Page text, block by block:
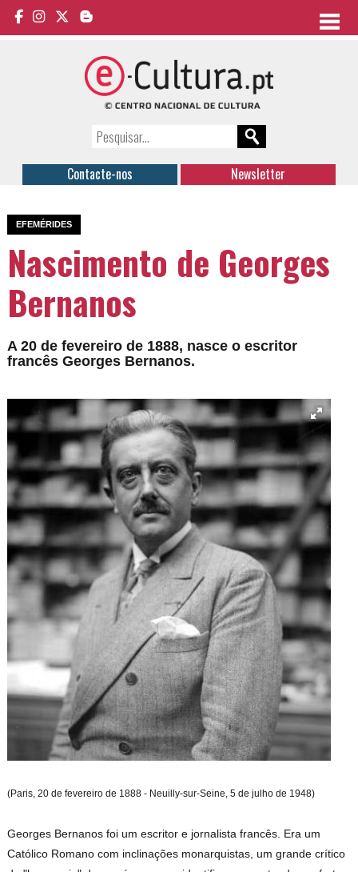
Contacte-nos Newsletter
EFEMÉRIDES
Nascimento de Georges
Bernanos
A 20 de fevereiro de 1888, nasce o escritor
francês Georges Bernanos.
(Paris, 20 de fevereiro de 1888 - Neuilly-sur-Seine, 5 de julho de 1948)
Georges Bernanos foi um escritor e jornalista francês. Era um
Católico Romano com inclinações monarquistas, um grande crítico